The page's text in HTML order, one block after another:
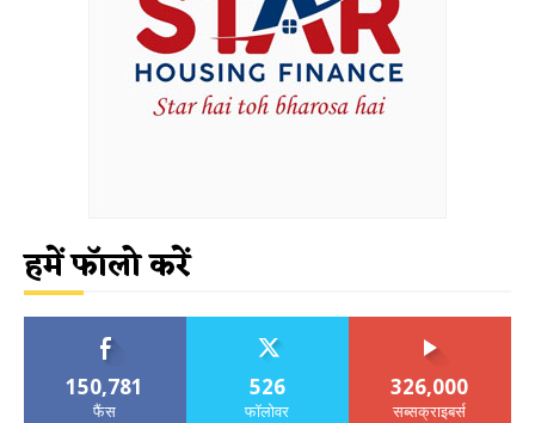
हमें फॉलो करें
150,781
फैंस
526
फॉलोवर
326,000
सब्सक्राइबर्स